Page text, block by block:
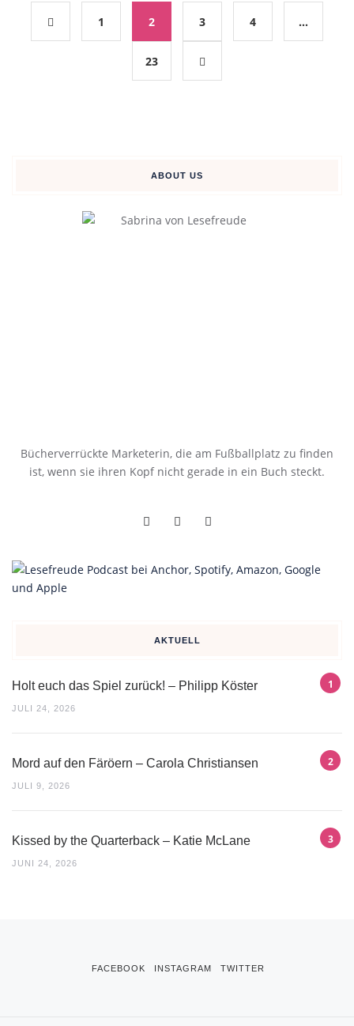
1 2 3 4 …
23
ABOUT US
Bücherverrückte Marketerin, die am Fußballplatz zu finden
ist, wenn sie ihren Kopf nicht gerade in ein Buch steckt.
AKTUELL
Holt euch das Spiel zurück! – Philipp Köster
JULI 24, 2026
Mord auf den Färöern – Carola Christiansen
JULI 9, 2026
Kissed by the Quarterback – Katie McLane
JUNI 24, 2026
FACEBOOK INSTAGRAM TWITTER